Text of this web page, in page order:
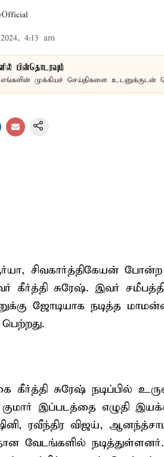
4:13 am
பின்தொடரவும்
எங்களின் முக்கியச் செய்திகளை உடனுக்குடன்
சிவகார்த்திகேயன்
கீர்த்தி சுரேஷ். இவர்
ஜோடியாக நடித்த
கீர்த்தி சுரேஷ் நடிப்பில்
இப்படத்தை எழுதி
ரவீந்திர விஜய்,
வேடங்களில் நடித்துள்ளனர்.